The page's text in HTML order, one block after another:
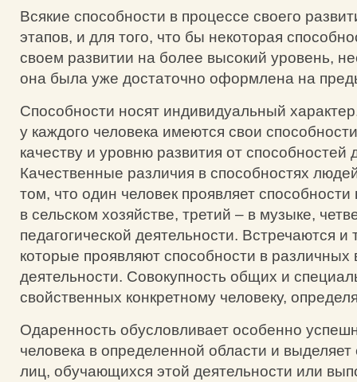
Всякие способности в процессе своего
этапов, и для того, что бы некоторая
своем развитии на более высокий уровень,
она была уже достаточно оформлена на
Способности носят индивидуальный
у каждого человека имеются свои
качеству и уровню развития от способностей
Качественные различия в способностях
том, что один человек проявляет способности
в сельском хозяйстве, третий – в музыке,
педагогической деятельности. Встречаются и
которые проявляют способности в различных
деятельности. Совокупность общих и
свойственных конкретному человеку,
Одаренность обусловливает особенно
человека в определенной области и выделяет
лиц, обучающихся этой деятельности или